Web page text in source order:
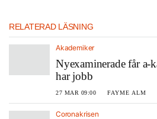
RELATERAD LÄSNING
Akademiker
Nyexaminerade får a-
har jobb
27 MAR 09:00 FAYME ALM
Coronakrisen